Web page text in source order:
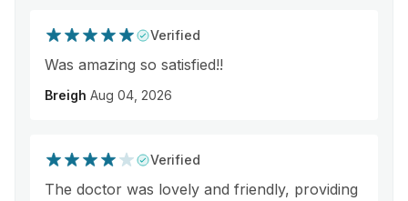
Verified
Was amazing so satisfied!!
Breigh Aug 04, 2026
Verified
The doctor was lovely and friendly, providing